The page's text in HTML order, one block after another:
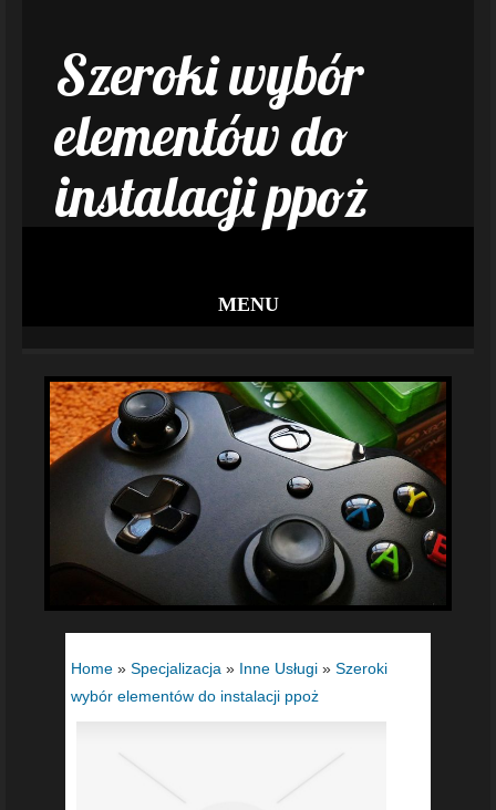
Szeroki wybór
elementów do
instalacji ppoż
MENU
Home » Specjalizacja » Inne Usługi » Szeroki
wybór elementów do instalacji ppoż